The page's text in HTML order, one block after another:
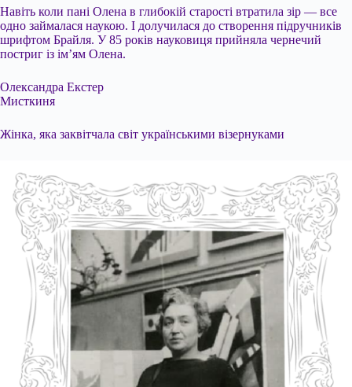
Навіть коли пані Олена в глибокій старості втратила зір — все
одно займалася наукою. І долучилася до створення підручників
шрифтом Брайля. У 85 років науковиця прийняла чернечий
постриг із ім’ям Олена.
Олександра Екстер
Мисткиня
Жінка, яка заквітчала світ українськими візернуками